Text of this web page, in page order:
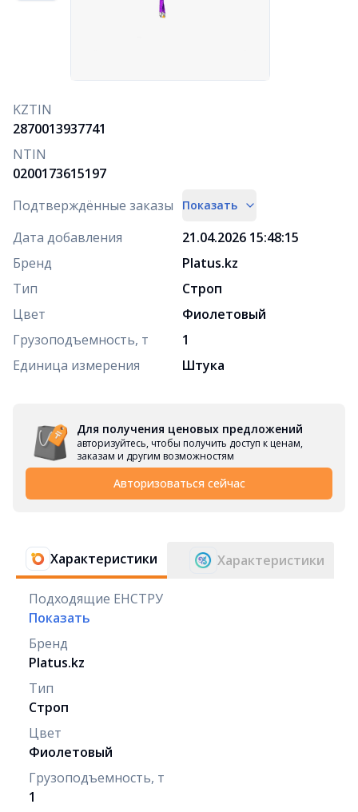
KZTIN
2870013937741
NTIN
0200173615197
Подтверждённые заказы
Показать
Дата добавления
21.04.2026 15:48:15
Бренд
Platus.kz
Тип
Строп
Цвет
Фиолетовый
Грузоподъемность, т
1
Единица измерения
Штука
Для получения ценовых предложений
авторизуйтесь, чтобы получить доступ к ценам,
заказам и другим возможностям
Авторизоваться сейчас
Характеристики Характеристики
Подходящие ЕНСТРУ
Показать
Бренд
Platus.kz
Тип
Строп
Цвет
Фиолетовый
Грузоподъемность, т
1